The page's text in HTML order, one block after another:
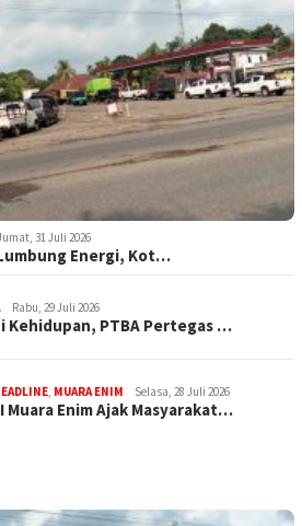
31 Juli 2026
Energi, Kot…
Rabu, 29 Juli 2026
Kehidupan, PTBA Pertegas …
, MUARA ENIM Selasa, 28 Juli 2026
Muara Enim Ajak Masyarakat…